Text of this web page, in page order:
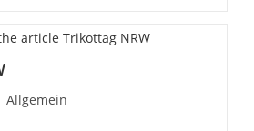
Allgemein